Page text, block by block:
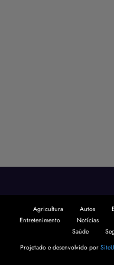
Agricultura Autos
Notícias